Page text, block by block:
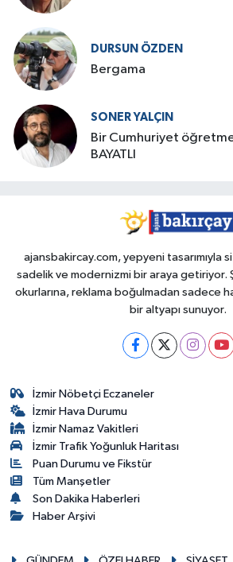
DURSUN ÖZDEN
Bergama
SONER YALÇIN
Bir Cumhuriyet
BAYATLI
ajansbakircay.com, yepyeni tasarımıyla
sadelik ve modernizmi bir araya getiriyor.
okurlarına, reklama boğulmadan sadece
bir altyapı sunuyor.
İzmir Nöbetçi Eczaneler
İzmir Hava Durumu
İzmir Namaz Vakitleri
İzmir Trafik Yoğunluk Haritası
Puan Durumu ve Fikstür
Tüm Manşetler
Son Dakika Haberleri
Haber Arşivi